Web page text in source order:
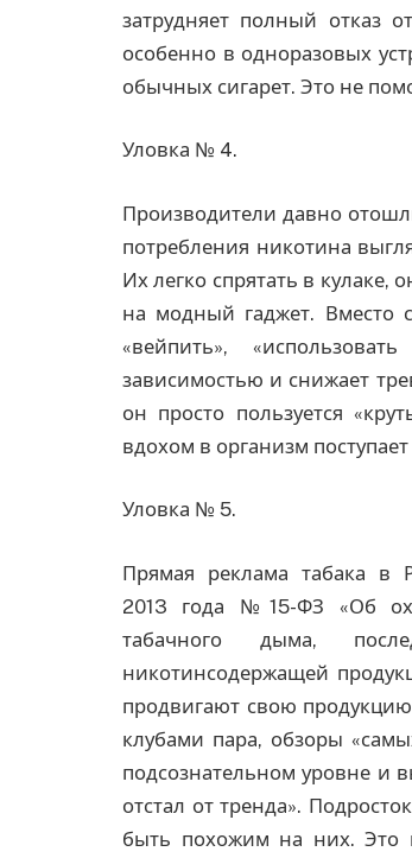
затрудняет полный отказ
особенно в одноразовых
обычных сигарет. Это не
Уловка № 4.
Производители давно
потребления никотина
Их легко спрятать в кулаке,
на модный гаджет. Вместо
«вейпить»,
зависимостью и снижает
он просто пользуется
вдохом в организм
Уловка № 5.
Прямая реклама табака в
2013 года №15-ФЗ «Об
табачного дыма,
никотинсодержащей
продвигают свою
клубами пара, обзоры
подсознательном уровне и
отстал от тренда».
быть похожим на них. Это